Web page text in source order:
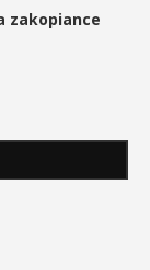
zakopiance